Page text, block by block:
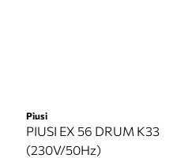
Piusi
PIUSI EX 56 DRUM K33
(230V/50Hz)